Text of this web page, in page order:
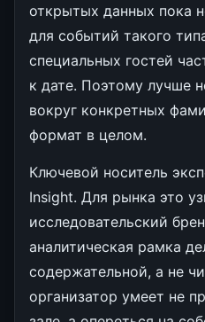
открытых данных пока
для событий такого
специальных гостей
к дате. Поэтому лучше
вокруг конкретных
формат в целом.
Ключевой носитель
Insight. Для рынка это
исследовательский
аналитическая рамка
содержательной, а не
организатор умеет не